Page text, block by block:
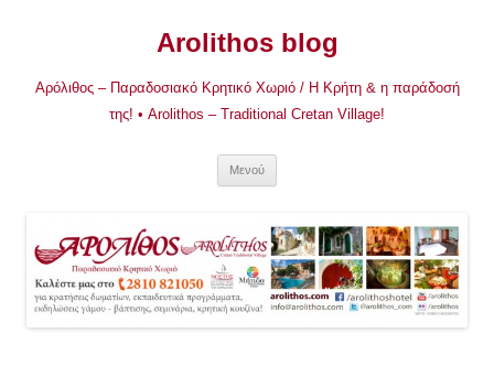
Arolithos blog
Αρόλιθος – Παραδοσιακό Κρητικό Χωριό / Η Κρήτη & η παράδοσή
της! • Arolithos – Traditional Cretan Village!
Μενού